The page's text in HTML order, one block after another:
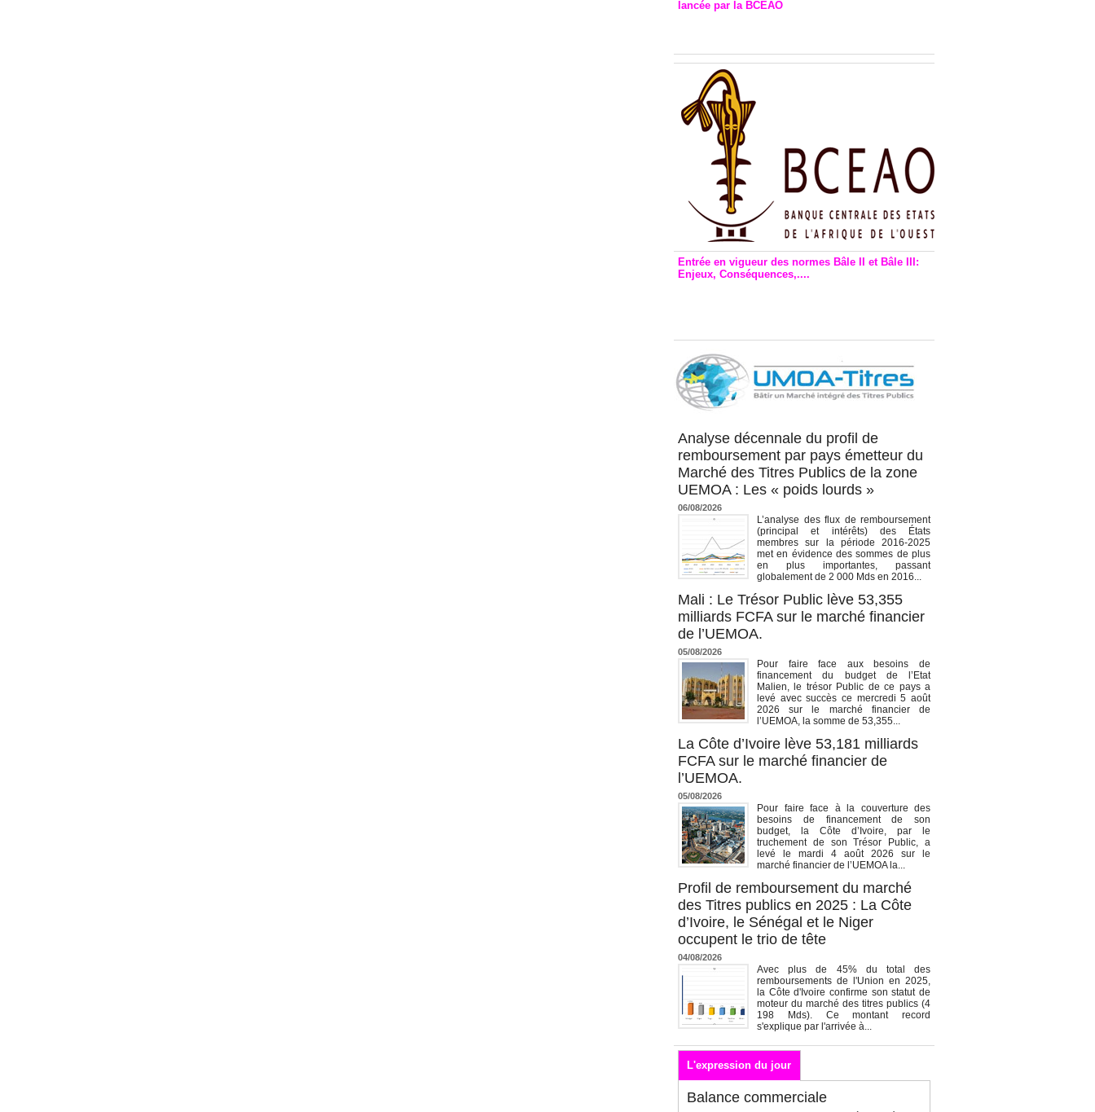
lancée par la BCEAO
Entrée en vigueur des normes Bâle II et Bâle III:
Enjeux, Conséquences,....
Analyse décennale du profil de
remboursement par pays émetteur du
Marché des Titres Publics de la zone
UEMOA : Les « poids lourds »
06/08/2026
L’analyse des flux de remboursement
(principal et intérêts) des États
membres sur la période 2016-2025
met en évidence des sommes de plus
en plus importantes, passant
globalement de 2 000 Mds en 2016...
Mali : Le Trésor Public lève 53,355
milliards FCFA sur le marché financier
de l’UEMOA.
05/08/2026
Pour faire face aux besoins de
financement du budget de l’Etat
Malien, le trésor Public de ce pays a
levé avec succès ce mercredi 5 août
2026 sur le marché financier de
l’UEMOA, la somme de 53,355...
La Côte d’Ivoire lève 53,181 milliards
FCFA sur le marché financier de
l’UEMOA.
05/08/2026
Pour faire face à la couverture des
besoins de financement de son
budget, la Côte d’Ivoire, par le
truchement de son Trésor Public, a
levé le mardi 4 août 2026 sur le
marché financier de l’UEMOA la...
Profil de remboursement du marché
des Titres publics en 2025 : La Côte
d’Ivoire, le Sénégal et le Niger
occupent le trio de tête
04/08/2026
Avec plus de 45% du total des
remboursements de l'Union en 2025,
la Côte d'Ivoire confirme son statut de
moteur du marché des titres publics (4
198 Mds). Ce montant record
s'explique par l'arrivée à...
L'expression du jour
Balance commerciale